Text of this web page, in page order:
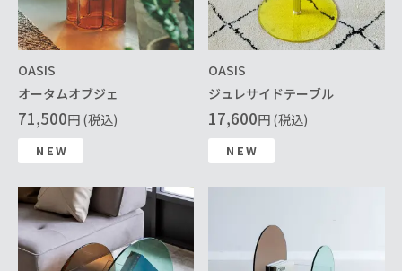
OASIS
オータムオブジェ
71,500円 (税込)
NEW
OASIS
ジュレサイドテーブル
17,600円 (税込)
NEW